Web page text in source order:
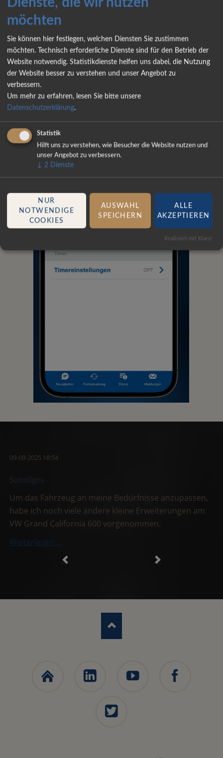
Ich finde das sehr komfortabel.
Gas zum Heizen kam für mich nicht infrage, da ich
Gasflaschen hin- und herzuschleppen.
Außerdem sind die Adapter für die Gasflaschen in den
europäischen Ländern unterschiedlich.
Diesel ist dagegen immer und überall leicht verfügbar
– jedenfalls noch.
09-09-2025 18:54
Um das Fahrzeug an meine Bedürfnisse anzupassen,
habe ich noch viele andere kleine Erweiterungen am
VW Grand California 600 vorgenommen.
Weiterlesen …Sonstiges
möchten
Sie können hier festlegen, welchen Diensten Sie zustimmen
möchten. Technisch erforderliche Dienste sind für den Betrieb der
Website notwendig. Statistikdienste helfen uns dabei, die Nutzung
der Website besser zu verstehen und unser Angebot zu
verbessern.
Um mehr zu erfahren, lesen Sie bitte unsere
Datenschutzerklärung.
Statistik
Hilft uns zu verstehen, wie Besucher die Website nutzen und
unser Angebot zu verbessern.
↓ 2 Dienste
NUR
NOTWENDIGE
COOKIES
AUSWAHL
SPEICHERN
ALLE
AKZEPTIEREN
Realisiert mit Klaro!